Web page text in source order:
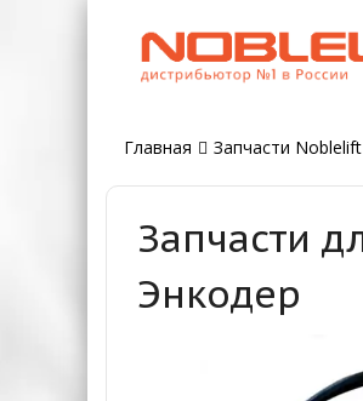
Главная Запчасти Noblelift
Запчасти
Энкодер